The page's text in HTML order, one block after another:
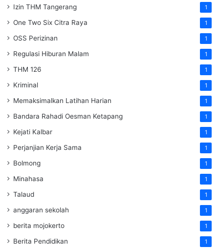
Izin THM Tangerang 1
One Two Six Citra Raya 1
OSS Perizinan 1
Regulasi Hiburan Malam 1
THM 126 1
Kriminal 1
Memaksimalkan Latihan Harian 1
Bandara Rahadi Oesman Ketapang 1
Kejati Kalbar 1
Perjanjian Kerja Sama 1
Bolmong 1
Minahasa 1
Talaud 1
anggaran sekolah 1
berita mojokerto 1
Berita Pendidikan 1